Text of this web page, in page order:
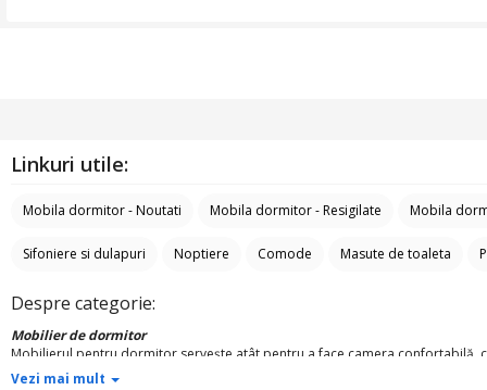
Linkuri utile:
Mobila dormitor - Noutati Mobila dormitor - Resigilate Mobila
Sifoniere si dulapuri Noptiere Comode Masute de toaleta
Despre categorie:
Mobilier de dormitor
Mobilierul pentru dormitor servește atât pentru a face camera confortabilă,
Pe lângă mobilierul complet pentru dormitor, este posibil să achiziționați
Vezi mai mult